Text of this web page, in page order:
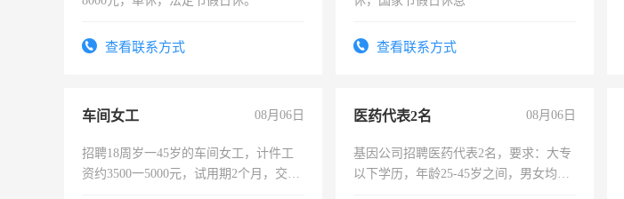
查看联系方式 查看联系方式
车间女工 08月06日
招聘18周岁一45岁的车间女工，计件工
资约3500一5000元，试用期2个月，交五
医药代表2名 08月06日
基因公司招聘医药代表2名，要求：大专
以下学历，年龄25-45岁之间，男女均